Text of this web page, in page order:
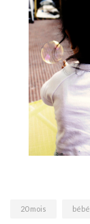
20 mois bébé